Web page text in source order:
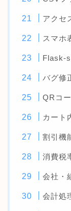
アクセ
スマホ
Flask-
バグ修
QRコ
カート
割引機
消費税
会社・
会計処